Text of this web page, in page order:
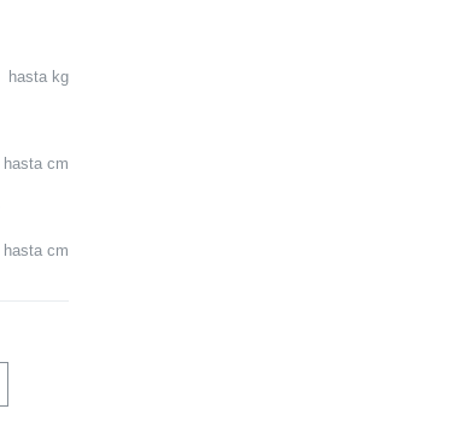
hasta kg
hasta cm
hasta cm